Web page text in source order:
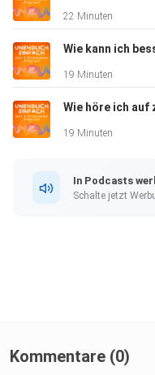
Warum innere Stabilität
Wie du Vertrauen im
Was dir deine eigene
22 Minuten
Wie kann ich
19 Minuten
19 Minuten
In Podcasts
Schalte jetzt
Kommentare (0)